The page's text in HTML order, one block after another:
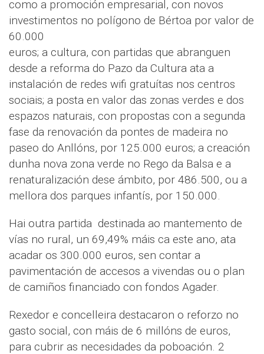
como a promoción empresarial, con novos
investimentos no polígono de Bértoa por valor de
60.000
euros; a cultura, con partidas que abranguen
desde a reforma do Pazo da Cultura ata a
instalación de redes wifi gratuítas nos centros
sociais; a posta en valor das zonas verdes e dos
espazos naturais, con propostas con a segunda
fase da renovación da pontes de madeira no
paseo do Anllóns, por 125.000 euros; a creación
dunha nova zona verde no Rego da Balsa e a
renaturalización dese ámbito, por 486.500, ou a
mellora dos parques infantís, por 150.000.
Hai outra partida destinada ao mantemento de
vías no rural, un 69,49% máis ca este ano, ata
acadar os 300.000 euros, sen contar a
pavimentación de accesos a vivendas ou o plan
de camiños financiado con fondos Agader.
Rexedor e concelleira destacaron o reforzo no
gasto social, con máis de 6 millóns de euros,
para cubrir as necesidades da poboación. 2